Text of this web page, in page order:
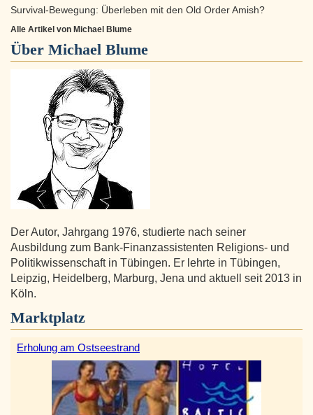
Survival-Bewegung: Überleben mit den Old Order Amish?
Alle Artikel von Michael Blume
Über Michael Blume
Der Autor, Jahrgang 1976, studierte nach seiner
Ausbildung zum Bank-Finanzassistenten Religions- und
Politikwissenschaft in Tübingen. Er lehrte in Tübingen,
Leipzig, Heidelberg, Marburg, Jena und aktuell seit 2013 in
Köln.
Marktplatz
Erholung am Ostseestrand